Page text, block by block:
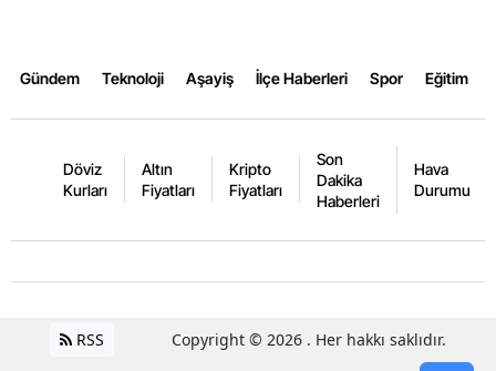
Gündem Teknoloji Aşayiş İlçe Haberleri Spor Eğitim
Döviz
Kurları
Altın
Fiyatları
Kripto
Fiyatları
Son
Dakika
Haberleri
Hava
Durumu
RSS Copyright © 2026 . Her hakkı saklıdır.